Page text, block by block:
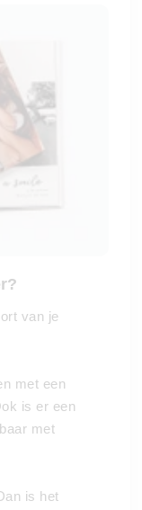
van je
met een
is er een
met
is het